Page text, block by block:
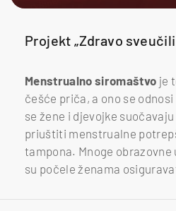
Projekt „Zdravo
Menstrualno siromaštvo je
češće priča, a ono se
se žene i djevojke
priuštiti menstrualne
tampona. Mnoge
su počele ženama